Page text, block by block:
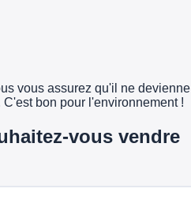
vous assurez qu'il ne devienne
C'est bon pour l'environnement !
vous vendre